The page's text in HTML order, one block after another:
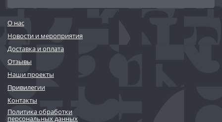
О нас
Новости и мероприятия
Доставка и оплата
Отзывы
Наши проекты
Привилегии
Контакты
Политика обработки
персональных данных